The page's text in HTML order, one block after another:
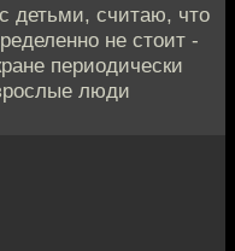
детьми, считаю, что
не стоит -
периодически
люди